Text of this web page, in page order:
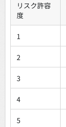
リスク許容
度
1
2
3
4
5